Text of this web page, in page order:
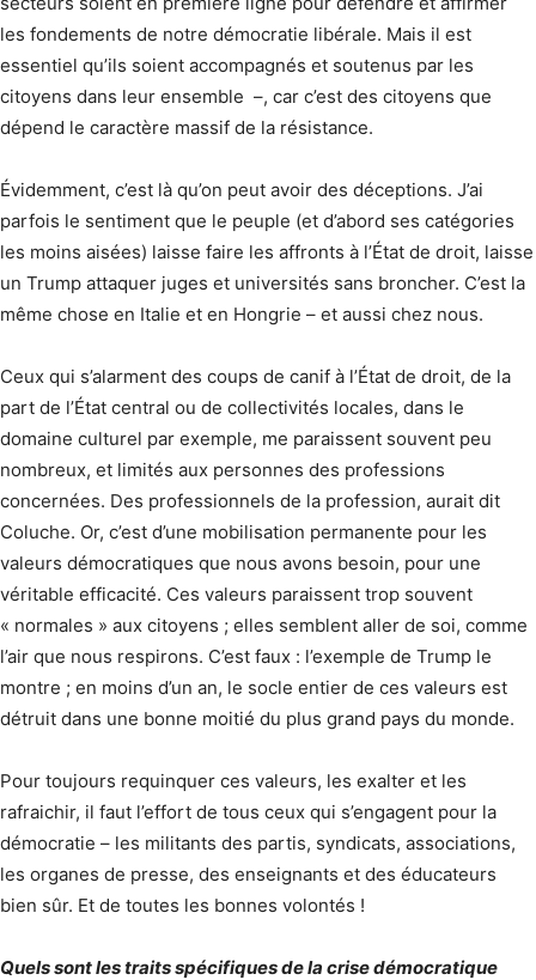
les fondements de notre démocratie libérale. Mais il est
essentiel qu’ils soient accompagnés et soutenus par les
citoyens dans leur ensemble –, car c’est des citoyens que
dépend le caractère massif de la résistance.
Évidemment, c’est là qu’on peut avoir des déceptions. J’ai
parfois le sentiment que le peuple (et d’abord ses catégories
les moins aisées) laisse faire les affronts à l’État de droit, laisse
un Trump attaquer juges et universités sans broncher. C’est la
même chose en Italie et en Hongrie – et aussi chez nous.
Ceux qui s’alarment des coups de canif à l’État de droit, de la
part de l’État central ou de collectivités locales, dans le
domaine culturel par exemple, me paraissent souvent peu
nombreux, et limités aux personnes des professions
concernées. Des professionnels de la profession, aurait dit
Coluche. Or, c’est d’une mobilisation permanente pour les
valeurs démocratiques que nous avons besoin, pour une
véritable efficacité. Ces valeurs paraissent trop souvent
« normales » aux citoyens ; elles semblent aller de soi, comme
l’air que nous respirons. C’est faux : l’exemple de Trump le
montre ; en moins d’un an, le socle entier de ces valeurs est
détruit dans une bonne moitié du plus grand pays du monde.
Pour toujours requinquer ces valeurs, les exalter et les
rafraichir, il faut l’effort de tous ceux qui s’engagent pour la
démocratie – les militants des partis, syndicats, associations,
les organes de presse, des enseignants et des éducateurs
bien sûr. Et de toutes les bonnes volontés !
Quels sont les traits spécifiques de la crise démocratique